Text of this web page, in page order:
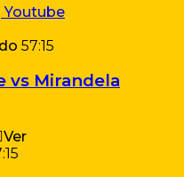
57:15
vs Mirandela
Ver